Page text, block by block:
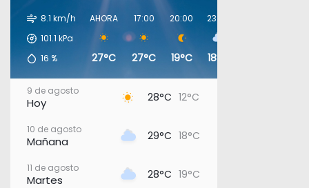
8.1 km/h
101.1 kPa
16 %
AHORA
27°C
17:00
27°C
20:00
19°C
23:00
18°C
9 de agosto
Hoy 28°C 12°C
10 de agosto
Mañana 29°C 18°C
11 de agosto
Martes 28°C 19°C